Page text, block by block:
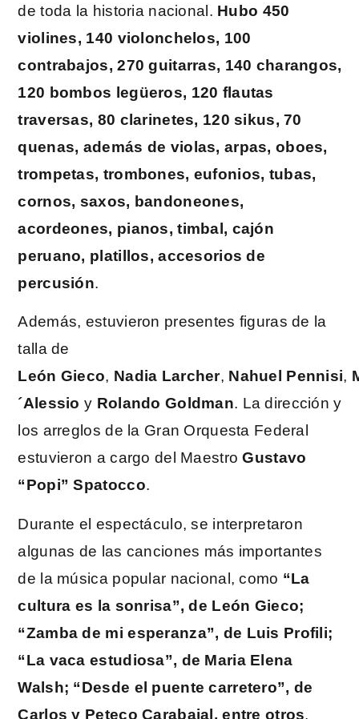
de toda la historia nacional. Hubo 450
violines, 140 violonchelos, 100
contrabajos, 270 guitarras, 140 charangos,
120 bombos legüeros, 120 flautas
traversas, 80 clarinetes, 120 sikus, 70
quenas, además de violas, arpas, oboes,
trompetas, trombones, eufonios, tubas,
cornos, saxos, bandoneones,
acordeones, pianos, timbal, cajón
peruano, platillos, accesorios de
percusión.
Además, estuvieron presentes figuras de la
talla de
León Gieco, Nadia Larcher, Nahuel Pennisi,
´Alessio y Rolando Goldman. La dirección y
los arreglos de la Gran Orquesta Federal
estuvieron a cargo del MaestroGustavo
“Popi” Spatocco.
Durante el espectáculo, se interpretaron
algunas de las canciones más importantes
de la música popular nacional, como “La
cultura es la sonrisa”, de León Gieco;
“Zamba de mi esperanza”, de Luis Profili;
“La vaca estudiosa”, de Maria Elena
Walsh; “Desde el puente carretero”, de
Carlos y Peteco Carabajal, entre otros.